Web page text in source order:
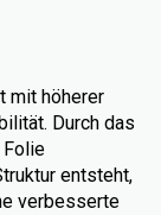
mit höherer
Durch das
Folie
entsteht,
verbesserte